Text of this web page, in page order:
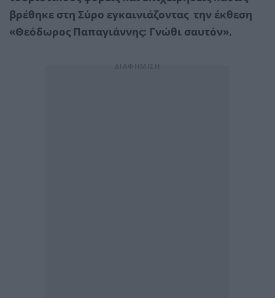
βρέθηκε στη Σύρο εγκαινιάζοντας την έκθεση
«Θεόδωρος Παπαγιάννης: Γνώθι σαυτόν».